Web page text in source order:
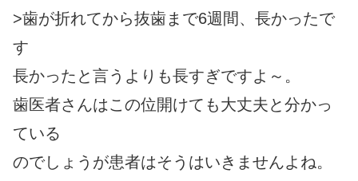
>歯が折れてから抜歯まで6週間、長かったで
す
長かったと言うよりも長すぎですよ～。
歯医者さんはこの位開けても大丈夫と分かっ
ている
のでしょうが患者はそうはいきませんよね。